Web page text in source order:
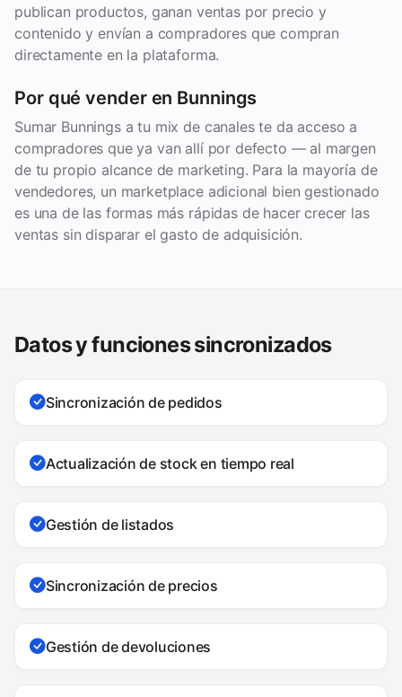
publican productos, ganan ventas por precio y
contenido y envían a compradores que compran
directamente en la plataforma.
Por qué vender en Bunnings
Sumar Bunnings a tu mix de canales te da acceso a
compradores que ya van allí por defecto — al margen
de tu propio alcance de marketing. Para la mayoría de
vendedores, un marketplace adicional bien gestionado
es una de las formas más rápidas de hacer crecer las
ventas sin disparar el gasto de adquisición.
Datos y funciones sincronizados
Sincronización de pedidos
Actualización de stock en tiempo real
Gestión de listados
Sincronización de precios
Gestión de devoluciones